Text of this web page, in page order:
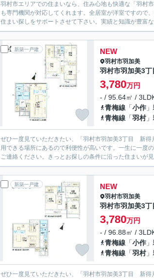
羽村市エリアでの住まいなら、住み心地も快適な「羽
も専門機関が対応してくれます。全居室が洋室ですので
住まい探しをサポートさせて下さい。実績と知識が豊富
新築一戸建 NEW
羽村市羽加美
羽村市羽加美3
3,780万円
- / 95.64㎡ /
青梅線 「小作
青梅線 「羽村
ぜひ一度見ていただきたい、「羽村市羽加美3丁目 新得
用できる場所にあるので利便性が高いです。一生に一度
ご連絡ください。きっとお探しの条件に沿った住まいが見
新築一戸建 NEW
羽村市羽加美
羽村市羽加美3
3,780万円
- / 96.88㎡ /
青梅線 「小作
青梅線 「羽村
ぜひ一度見ていただきたい、「羽村市羽加美3丁目 新得